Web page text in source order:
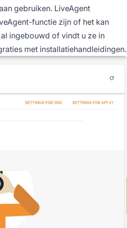
gebruiken. LiveAgent
functie zijn of het kan
ingebouwd of vindt u ze in
met installatiehandleidingen.